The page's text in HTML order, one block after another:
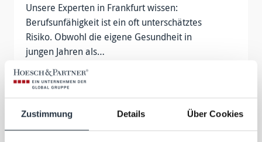
Zustimmung Details Über Cookies
Unsere Experten in Frankfurt wissen:
Berufsunfähigkeit ist ein oft unterschätztes
Risiko. Obwohl die eigene Gesundheit in
jungen Jahren als…
Tierversicherung
… Gesundheit Haus, Wohnen & Leben
Existenzschutz Haftpflicht Finanzen Fahrzeuge